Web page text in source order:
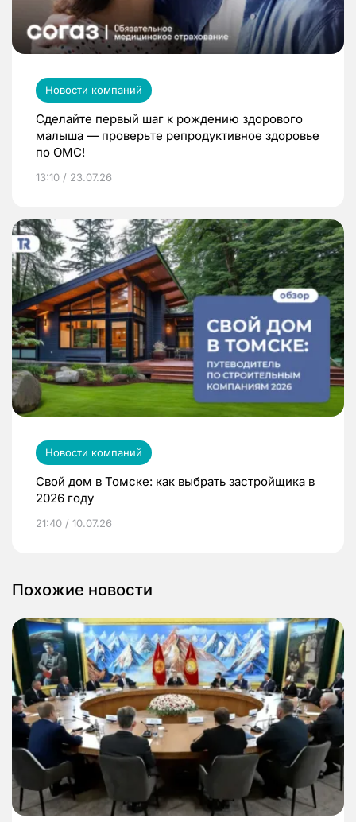
Новости компаний
Сделайте первый шаг к рождению здорового
малыша — проверьте репродуктивное здоровье
по ОМС!
13:10 / 23.07.26
Новости компаний
Свой дом в Томске: как выбрать застройщика в
2026 году
21:40 / 10.07.26
Похожие новости